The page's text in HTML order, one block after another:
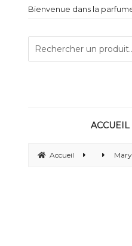
Bienvenue dans la
ACCUEIL
Accueil